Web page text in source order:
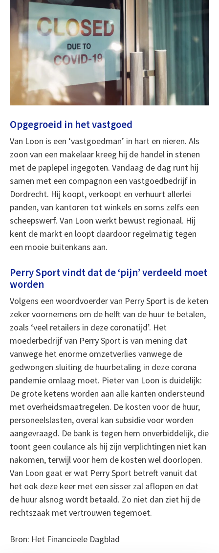
Opgegroeid in het vastgoed
Van Loon is een ‘vastgoedman’ in hart en nieren. Als
zoon van een makelaar kreeg hij de handel in stenen
met de paplepel ingegoten. Vandaag de dag runt hij
samen met een compagnon een vastgoedbedrijf in
Dordrecht. Hij koopt, verkoopt en verhuurt allerlei
panden, van kantoren tot winkels en soms zelfs een
scheepswerf. Van Loon werkt bewust regionaal. Hij
kent de markt en loopt daardoor regelmatig tegen
een mooie buitenkans aan.
Perry Sport vindt dat de ‘pijn’ verdeeld moet
worden
Volgens een woordvoerder van Perry Sport is de keten
zeker voornemens om de helft van de huur te betalen,
zoals ‘veel retailers in deze coronatijd’. Het
moederbedrijf van Perry Sport is van mening dat
vanwege het enorme omzetverlies vanwege de
gedwongen sluiting de huurbetaling in deze corona
pandemie omlaag moet. Pieter van Loon is duidelijk:
De grote ketens worden aan alle kanten ondersteund
met overheidsmaatregelen. De kosten voor de huur,
personeelslasten, overal kan subsidie voor worden
aangevraagd. De bank is tegen hem onverbiddelijk, die
toont geen coulance als hij zijn verplichtingen niet kan
nakomen, terwijl voor hem de kosten wel doorlopen.
Van Loon gaat er wat Perry Sport betreft vanuit dat
het ook deze keer met een sisser zal aflopen en dat
de huur alsnog wordt betaald. Zo niet dan ziet hij de
rechtszaak met vertrouwen tegemoet.
Bron: Het Financieele Dagblad